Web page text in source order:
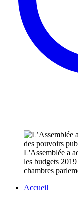
L'Assemblée a
les budgets
chambres
Accueil